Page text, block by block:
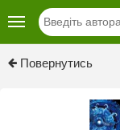
Повернутись